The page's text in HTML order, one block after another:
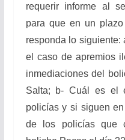
requerir informe al
para que en un
responda lo siguiente:
el caso de apremios
inmediaciones del
Salta; b- Cuál es el
policías y si siguen
de los policías que